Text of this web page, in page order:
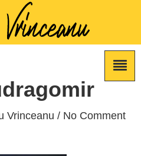
Vrinceanu / No Comment